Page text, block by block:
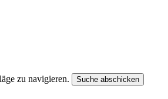
zu navigieren. Suche abschicken